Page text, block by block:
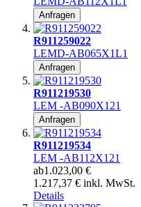
Anfragen
R911259022
LEMD-AB065X1L1
Anfragen
R911219530
LEM -AB090X121
Anfragen
R911219534
LEM -AB112X121
ab1.023,00 €
1.217,37 € inkl. MwSt.
Details